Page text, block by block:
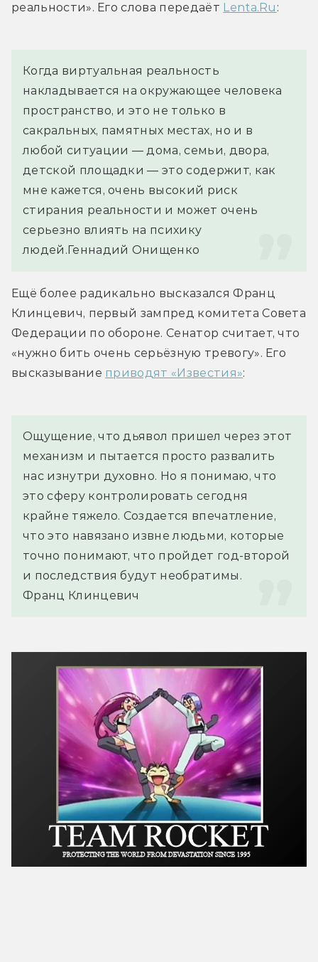
реальности». Его слова передаёт Lenta.Ru :
Когда виртуальная реальность
накладывается на окружающее человека
пространство, и это не только в
сакральных, памятных местах, но и в
любой ситуации — дома, семьи, двора,
детской площадки — это содержит, как
мне кажется, очень высокий риск
стирания реальности и может очень
серьезно влиять на психику
людей. Геннадий Онищенко
Ещё более радикально высказался Франц
Клинцевич, первый зампред комитета Совета
Федерации по обороне. Сенатор считает, что
«нужно бить очень серьёзную тревогу». Его
высказывание приводят «Известия»:
Ощущение, что дьявол пришел через этот
механизм и пытается просто развалить
нас изнутри духовно. Но я понимаю, что
это сферу контролировать сегодня
крайне тяжело. Создается впечатление,
что это навязано извне людьми, которые
точно понимают, что пройдет год-второй
и последствия будут необратимы.
Франц Клинцевич